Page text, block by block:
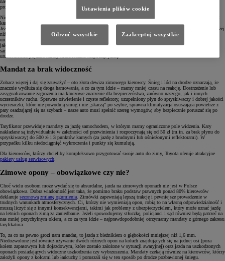
proponują mandat 300 złotych. Co poszło nie tak?
Niewielu kierowców, zwłaszcza starej daty, zdaje sobie sprawę z tego, że uruchomienie silnika na postoju jest
karalne. Zastosowanie ma tu przepis o powodowaniu uciążliwości związanych z emisją spalin lub hałasem.
Jeżeli znajdujemy się akurat pod blokiem mieszkalnym, a silnik naszego pojazdu został uruchomiony na dłużej
niż minutę, kwalifikujemy się pod wykroczenie. Dodatkową karę można otrzymać za oddalenie się od
uruchomionego auta. Warto pamiętać również o tym, że wbrew obiegowej opinii silnik pracujący na biegu
jałowym podczas bardzo niskiej temperatury jest bardziej podatny na uszkodzenia niż ten, który wprawił
samochód w ruch. Nie bez powodu w instrukcji obsługi wielu producentów znajdziemy zapis, że po
uruchomieniu pojazdu należy niezwłocznie rozpocząć jazdę.
Mandat za brak widoczność
Zobacz więcej i daj się zauważyć – oto złota dewiza zimowego kierowcy. Śnieg i lód na drodze oznaczają, że
znacznie wydłuża się droga hamowania, a co za tym idzie – mamy mniej czasu na reakcję. Dostrzeżenie lub
zasygnalizowanie zagrożenia ma kluczowe znaczenie dla bezpieczeństwa, zarówno naszego, jak i innych
uczestników ruchu. Sprawne oświetlenie i czyste reflektory, uzupełniony płyn do spryskiwaczy i dobrej jakości
wycieraczki, które nie powodują smug i nie „skaczą” po szybie, sprawna klimatyzacja osuszająca powietrze z
pary osadzającej się na szybach – nasze auto musi spełnić szereg wymogów, aby bezpiecznie poruszać się po
drodze.
Taryfikator przewiduje mandaty za jazdę samochodem, w którym mamy ograniczone pole widzenia. Kary
nakładane są indywidualnie w zależności od przewinienia i rozpoczynają się od 50 zł (m.in. za brak płynu do
spryskiwaczy) do 500 zł i 3 punktów karnych (za jazdę z brudnymi lub ośnieżonymi reflektorami). W
przypadku kilku niedociągnięć wykroczenia i punkty się kumulują.
Dla kierowców, którzy chcieliby kompleksowo przygotować swoje auto do zimy, Toyota oferuje atrakcyjne
pakiety usług serwisowych.
Zimowe opony – obowiązkowe czy nie?
Choć wielu osobom może wydać się to absurdalne, jazda na zimowych oponach nie jest w Polsce
obowiązkowa. Dobra wiadomość jest taka, że pomimo braku podstaw prawnych ponad 80% kierowców
deklaruje sezonową zmianę ogumienia. Zimówki zapewniają lepszą trakcję i pewniejsze prowadzenie w
trudnych warunkach atmosferycznych. Ci, którzy nie wymieniają opon, robią to na własną odpowiedzialność i
muszą liczyć się z innymi konsekwencjami, takimi jak problemy z ubezpieczycielem, który może uznać jazdę
na letnich oponach zimą za zaniedbanie. Jeżeli spowodujemy stłuczkę, policjanci i sąd również będą patrzeć na
nas mniej przychylnym okiem, a co za tym idzie – najprawdopodobniej otrzymamy mandaty z górnego zakresu
taryfikatora.
To, za co na pewno grozi nam mandat, to jazda z bieżnikiem o głębokości mniejszej niż 1,6 mm.
Niedozwolone jest również używanie dwóch różnych opon na kołach znajdujących się na jednej osi (poza
kołem zapasowym lub dojazdowym, które zostało założone w sytuacji awaryjnej) oraz jazda na uszkodzonych
oponach posiadających widoczne uszkodzenia czy wybrzuszenia. Mandaty czekają również na kierowców, którzy
założyli opony z kolcami lub łańcuchy i poruszali się w ten sposób po drodze pozbawionej śniegu.
Ustawienia plików cookie
Odrzuć wszystkie Zaakceptuj wszystkie